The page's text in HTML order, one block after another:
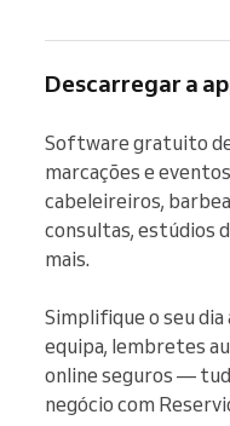
Descarregar a
Software gratuito
marcações e
cabeleireiros,
consultas, estúdios
mais.
Simplifique o seu
equipa, lembretes
online seguros —
negócio com